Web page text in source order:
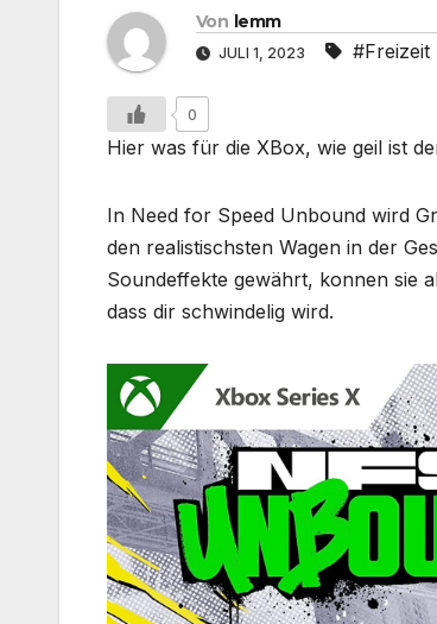
Von lemm
JULI 1, 2023 #Freizeit
0
Hier was für die XBox, wie geil ist
In Need for Speed Unbound wird
den realistischsten Wagen in der
Soundeffekte gewährt, konnen sie
dass dir schwindelig wird.